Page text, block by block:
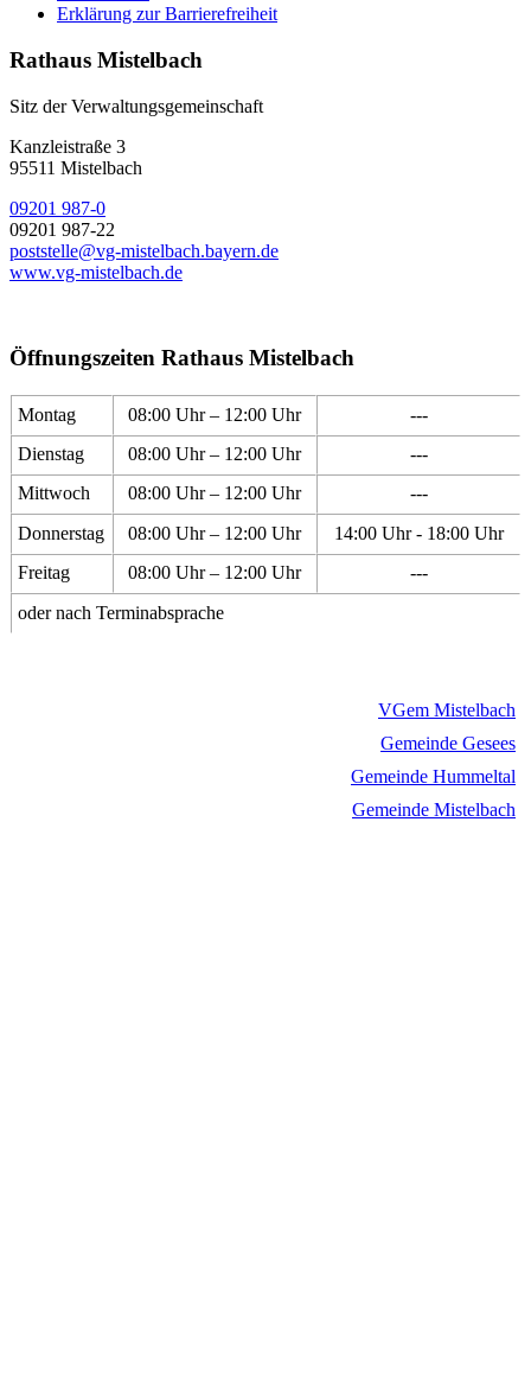
Erklärung zur Barrierefreiheit
Rathaus Mistelbach
Sitz der Verwaltungsgemeinschaft
Kanzleistraße 3
95511 Mistelbach
09201 987-0
09201 987-22
poststelle@vg-mistelbach.bayern.de
www.vg-mistelbach.de
Öffnungszeiten Rathaus Mistelbach
Montag 08:00 Uhr – 12:00 Uhr
---
Dienstag
08:00 Uhr – 12:00 Uhr
---
Mittwoch
08:00 Uhr – 12:00 Uhr
---
Donnerstag
08:00 Uhr – 12:00 Uhr
14:00 Uhr - 18:00 Uhr
Freitag
08:00 Uhr – 12:00 Uhr
---
oder nach Terminabsprache
VGem Mistelbach
Gemeinde Gesees
Gemeinde Hummeltal
Gemeinde Mistelbach